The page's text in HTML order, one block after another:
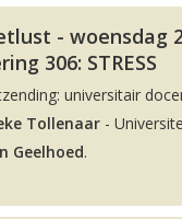
- woensdag
306: STRESS
universitair
Tollenaar -
Geelhoed.